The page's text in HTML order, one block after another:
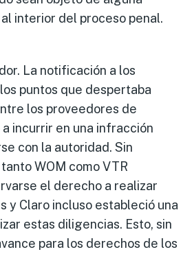
interior del proceso penal.
La notificación a los
puntos que despertaba
los proveedores de
incurrir en una infracción
con la autoridad. Sin
WOM como VTR
el derecho a realizar
y Claro incluso estableció una
estas diligencias. Esto, sin
para los derechos de los